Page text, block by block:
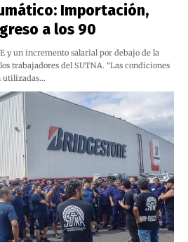
Importación,
a los 90
y un incremento salarial por debajo de la
trabajadores del SUTNA. “Las condiciones
utilizadas…